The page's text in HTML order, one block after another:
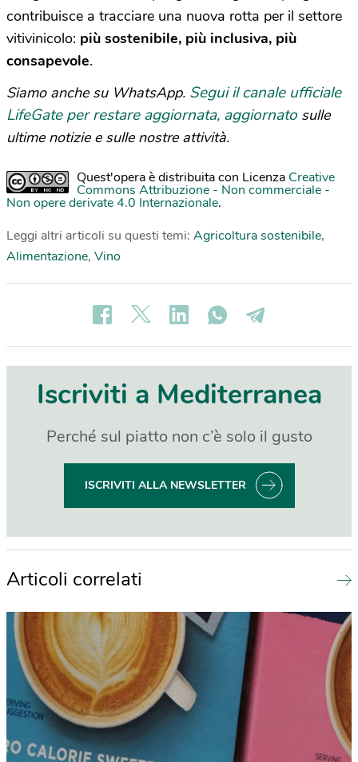
contribuisce a tracciare una nuova rotta per il settore
vitivinicolo: più sostenibile, più inclusiva, più
consapevole.
Siamo anche su WhatsApp. Segui il canale ufficiale
LifeGate per restare aggiornata, aggiornato sulle
ultime notizie e sulle nostre attività.
Quest'opera è distribuita con Licenza Creative
Commons Attribuzione - Non commerciale -
Non opere derivate 4.0 Internazionale.
Leggi altri articoli su questi temi: Agricoltura sostenibile,
Alimentazione, Vino
Iscriviti a Mediterranea
Perché sul piatto non c’è solo il gusto
ISCRIVITI ALLA NEWSLETTER
Articoli correlati